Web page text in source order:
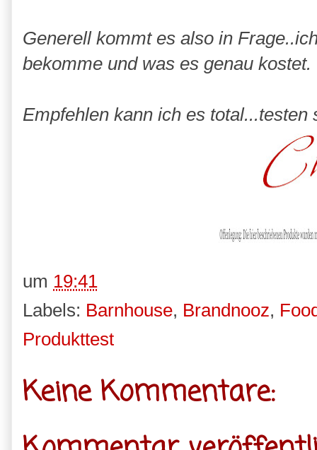
Generell kommt es also in
bekomme und was es genau kostet.
Empfehlen kann ich es
um 19:41
Labels: Barnhouse, Brandnooz,
Produkttest
Keine Kommentare: